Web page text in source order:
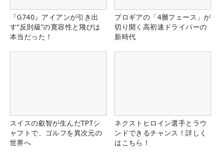
『G740』アイアンが引き出
す“反則級”の寛容性と飛びは
本当だった！
プロギアの「4層フェース」が
切り開く高初速ドライバーの
新時代
スイスの叡智が生んだTPTシ
ャフトで、ゴルフを異次元の
世界へ
ネクストヒロイン選手とラウ
ンドできるチャンス！詳しく
はこちら！